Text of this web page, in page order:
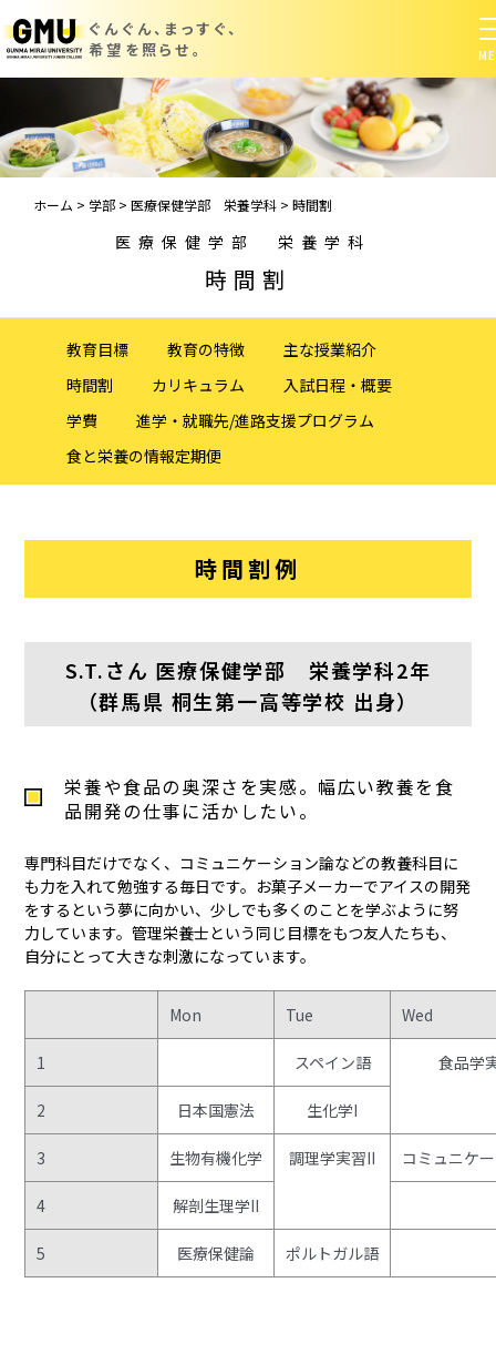
ぐんぐん、まっすぐ、
希望を照らせ。
ホーム > 学部 > 医療保健学部 栄養学科 > 時間割
医療保健学部 栄養学科
時間割
教育目標 教育の特徴
主な授業紹介
時間割
カリキュラム
入試日程・概要
学費
進学・就職先/進路支援プログラム
食と栄養の情報定期便
時間割例
S.T.さん 医療保健学部 栄養学科2年
（群馬県 桐生第一高等学校 出身）
栄養や食品の奥深さを実感。幅広い教養を食
品開発の仕事に活かしたい。
専門科目だけでなく、コミュニケーション論などの教養科目に
も力を入れて勉強する毎日です。お菓子メーカーでアイスの開発
をするという夢に向かい、少しでも多くのことを学ぶように努
力しています。管理栄養士という同じ目標をもつ友人たちも、
自分にとって大きな刺激になっています。
Mon Tue Wed
1 スペイン語 食品学
2 日本国憲法 生化学I
3 生物有機化学 調理学実習II コミュニケ
4 解剖生理学II
5 医療保健論 ポルトガル語